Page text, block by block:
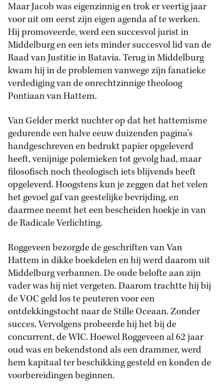
Maar Jacob was eigenzinnig en trok er veertig jaar
voor uit om eerst zijn eigen agenda af te werken.
Hij promoveerde, werd een succesvol jurist in
Middelburg en een iets minder succesvol lid van de
Raad van Justitie in Batavia. Terug in Middelburg
kwam hij in de problemen vanwege zijn fanatieke
verdediging van de onrechtzinnige theoloog
Pontiaan van Hattem.
Van Gelder merkt nuchter op dat het hattemisme
gedurende een halve eeuw duizenden pagina’s
handgeschreven en bedrukt papier opgeleverd
heeft, venijnige polemieken tot gevolg had, maar
filosofisch noch theologisch iets blijvends heeft
opgeleverd. Hoogstens kun je zeggen dat het velen
het gevoel gaf van geestelijke bevrijding, en
daarmee neemt het een bescheiden hoekje in van
de Radicale Verlichting.
Roggeveen bezorgde de geschriften van Van
Hattem in dikke boekdelen en hij werd daarom uit
Middelburg verbannen. De oude belofte aan zijn
vader was hij niet vergeten. Daarom trachtte hij bij
de VOC geld los te peuteren voor een
ontdekkingstocht naar de Stille Oceaan. Zonder
succes. Vervolgens probeerde hij het bij de
concurrent, de WIC. Hoewel Roggeveen al 62 jaar
oud was en bekendstond als een drammer, werd
hem kapitaal ter beschikking gesteld en konden de
voorbereidingen beginnen.